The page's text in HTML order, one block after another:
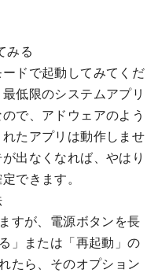
みる
ドで起動してみてくだ
低限のシステムアプリ
で、アドウェアのよう
たアプリは動作しませ
出なくなれば、やはり
できます。
すが、電源ボタンを長
」または「再起動」の
たら、そのオプション